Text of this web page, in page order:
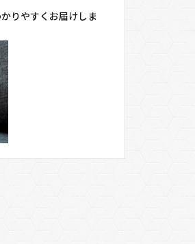
りやすくお届けしま